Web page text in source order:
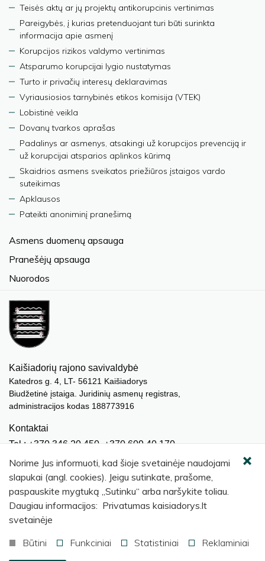
Teisės aktų ar jų projektų antikorupcinis vertinimas
Pareigybės, į kurias pretenduojant turi būti surinkta
informacija apie asmenį
Korupcijos rizikos valdymo vertinimas
Atsparumo korupcijai lygio nustatymas
Turto ir privačių interesų deklaravimas
Vyriausiosios tarnybinės etikos komisija (VTEK)
Lobistinė veikla
Dovanų tvarkos aprašas
Padalinys ar asmenys, atsakingi už korupcijos prevenciją ir
už korupcijai atsparios aplinkos kūrimą
Skaidrios asmens sveikatos priežiūros įstaigos vardo
suteikimas
Apklausos
Pateikti anoniminį pranešimą
Asmens duomenų apsauga
Pranešėjų apsauga
Nuorodos
Kaišiadorių rajono savivaldybė
Katedros g. 4, LT- 56121 Kaišiadorys
Biudžetinė įstaiga. Juridinių asmenų registras,
administracijos kodas 188773916
Kontaktai
Tel.: +370 346 20 450, +370 609 40 170
El. paštas.: meras@kaisiadorys.lt
dokumentai@kaisiadorys.lt
Naujienų prenumerata
© 2026 Kaišiadorių rajono savivaldybė
Norime Jus informuoti, kad šioje svetainėje naudojami
slapukai (angl. cookies). Jeigu sutinkate, prašome,
paspauskite mygtuką „Sutinku“ arba naršykite toliau.
Daugiau informacijos: Privatumas kaisiadorys.lt
svetainėje
Būtini
Funkciniai Statistiniai Reklaminiai